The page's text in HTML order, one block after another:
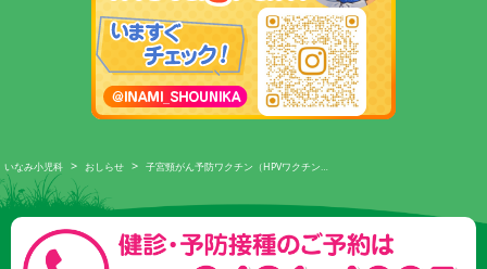
いなみ小児科 > おしらせ > 子宮頸がん予防ワクチン（HPVワクチン…